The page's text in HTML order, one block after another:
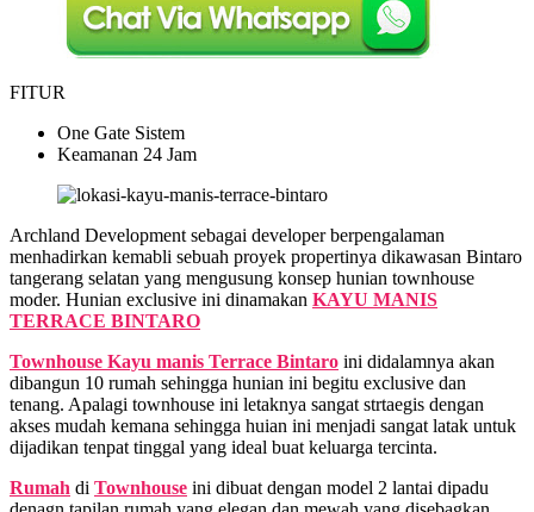
FITUR
One Gate Sistem
Keamanan 24 Jam
Archland Development sebagai developer berpengalaman
menhadirkan kemabli sebuah proyek propertinya dikawasan Bintaro
tangerang selatan yang mengusung konsep hunian townhouse
moder. Hunian exclusive ini dinamakan KAYU MANIS
TERRACE BINTARO
Townhouse Kayu manis Terrace Bintaro ini didalamnya akan
dibangun 10 rumah sehingga hunian ini begitu exclusive dan
tenang. Apalagi townhouse ini letaknya sangat strtaegis dengan
akses mudah kemana sehingga huian ini menjadi sangat latak untuk
dijadikan tenpat tinggal yang ideal buat keluarga tercinta.
Rumah di Townhouse ini dibuat dengan model 2 lantai dipadu